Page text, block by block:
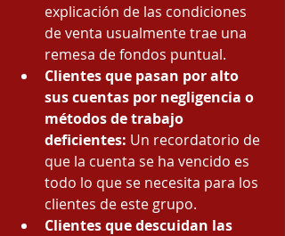
explicación de las condiciones
de venta usualmente trae una
remesa de fondos puntual.
Clientes que pasan por alto
sus cuentas por negligencia o
métodos de trabajo
deficientes: Un recordatorio de
que la cuenta se ha vencido es
todo lo que se necesita para los
clientes de este grupo.
Clientes que descuidan las